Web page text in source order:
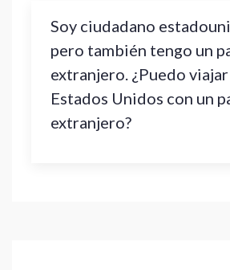
Soy ciudadano
pero también tengo un
extranjero. ¿Puedo viajar
Estados Unidos con un
extranjero?